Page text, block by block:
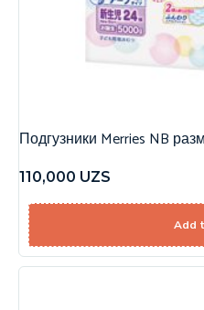
Подгузники Merries NB
110,000 UZS
Add